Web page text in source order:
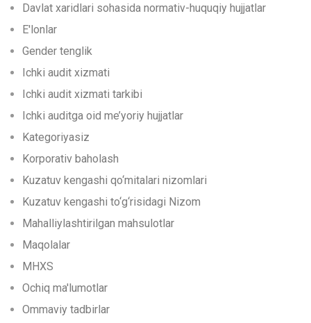
Davlat xaridlari sohasida normativ-huquqiy hujjatlar
E'lonlar
Gender tenglik
Ichki audit xizmati
Ichki audit xizmati tarkibi
Ichki auditga oid me’yoriy hujjatlar
Kategoriyasiz
Korporativ baholash
Kuzatuv kengashi qo‘mitalari nizomlari
Kuzatuv kengashi to‘g‘risidagi Nizom
Mahalliylashtirilgan mahsulotlar
Maqolalar
MHXS
Ochiq ma'lumotlar
Ommaviy tadbirlar